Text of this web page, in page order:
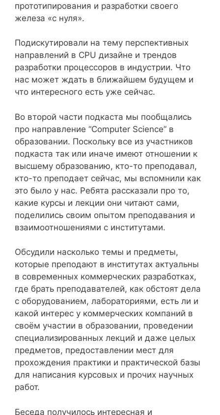
прототипирования и разработки своего
железа «с нуля».
Подискутировали на тему перспективных
направлений в CPU дизайне и трендов
разработки процессоров в индустрии. Что
нас может ждать в ближайшем будущем и
что интересного есть уже сейчас.
Во второй части подкаста мы пообщались
про направление “Computer Science” в
образовании. Поскольку все из участников
подкаста так или иначе имеют отношении к
высшему образованию, кто-то преподавал,
кто-то преподает сейчас, мы вспомнили как
это было у нас. Ребята рассказали про то,
какие курсы и лекции они читают сами,
поделились своим опытом преподавания и
взаимоотношениями с институтами.
Обсудили насколько темы и предметы,
которые преподают в институтах актуальны
в современных коммерческих разработках,
где брать преподавателей, как обстоят дела
с оборудованием, лабораториями, есть ли и
какой интерес у коммерческих компаний в
своём участии в образовании, проведении
специализированных лекций и даже целых
предметов, предоставлении мест для
прохождения практики и практической базы
для написания курсовых и прочих научных
работ.
Беседа получилось интересная и